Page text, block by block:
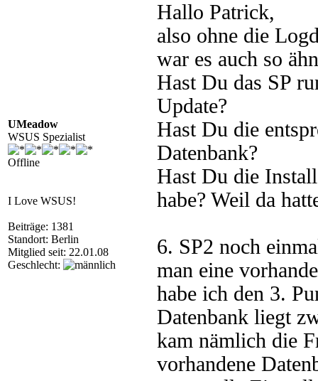
UMeadow
WSUS Spezialist
Offline
I Love WSUS!
Beiträge: 1381
Standort: Berlin
Mitglied seit: 22.01.08
Geschlecht:
Hallo Patrick,
also ohne die
war es auch so
Hast Du das SP
Update?
Hast Du die
Datenbank?
Hast Du die
habe? Weil da
6. SP2 noch
man eine
habe ich den 3.
Datenbank liegt
kam nämlich die
vorhandene